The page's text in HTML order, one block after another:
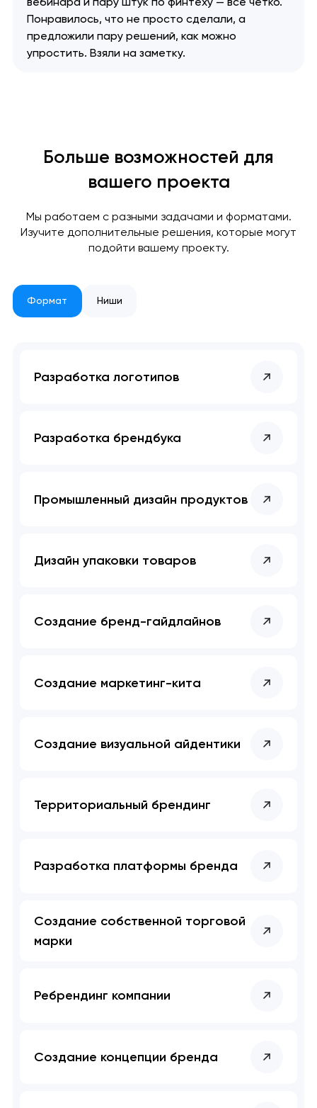
Спасибо
Мы получили вашу заявку
Понравилось, что не просто сделали, а
предложили пару решений, как можно
упростить. Взяли на заметку.
Больше возможностей для
вашего проекта
Мы работаем с разными задачами и форматами.
Изучите дополнительные решения, которые могут
подойти вашему проекту.
Формат Ниши
Разработка логотипов
Разработка брендбука
Промышленный дизайн продуктов
Дизайн упаковки товаров
Создание бренд-гайдлайнов
Создание маркетинг-кита
Создание визуальной айдентики
Территориальный брендинг
Разработка платформы бренда
Создание собственной торговой
марки
Ребрендинг компании
Создание концепции бренда
Спасибо
Мы получили вашу заявку
отправлена!
Мы свяжемся с вами в
ближайшее время,
чтобы обсудить
проект.